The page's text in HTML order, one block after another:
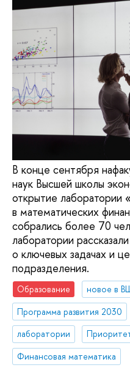
В конце сентября
наук Высшей школы
открытие лаборатории
в математических
собрались более 70
лаборатории
о ключевых задачах и
подразделения.
Образование
новое в
Программа развития 2030
лаборатории
Финансовая математика